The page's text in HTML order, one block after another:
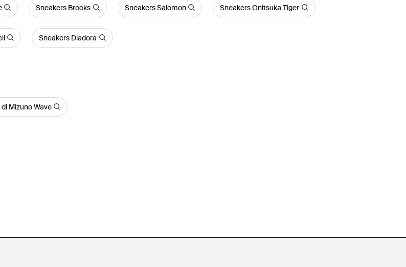
Sneakers Brooks Sneakers Salomon Sneakers Onitsuka Tiger
Sneakers Diadora
Mizuno Wave